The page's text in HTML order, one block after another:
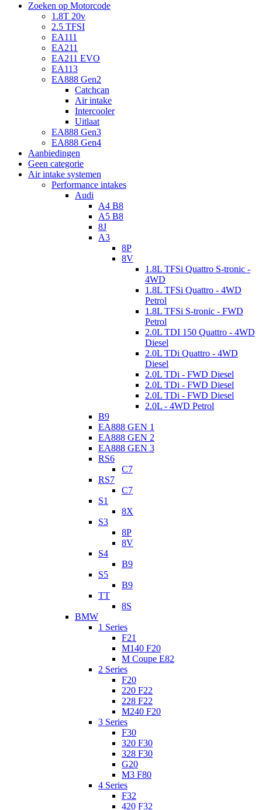
Zoeken op Motorcode
1.8T 20v
2.5 TFSI
EA111
EA211
EA211 EVO
EA113
EA888 Gen2
Catchcan
Air intake
Intercooler
Uitlaat
EA888 Gen3
EA888 Gen4
Aanbiedingen
Geen categorie
Air intake systemen
Performance intakes
Audi
A4 B8
A5 B8
8J
A3
8P
8V
1.8L TFSi Quattro S-tronic -
4WD
1.8L TFSi Quattro - 4WD
Petrol
1.8L TFSi S-tronic - FWD
Petrol
2.0L TDI 150 Quattro - 4WD
Diesel
2.0L TDi Quattro - 4WD
Diesel
2.0L TDi - FWD Diesel
2.0L TDi - FWD Diesel
2.0L TDi - FWD Diesel
2.0L - 4WD Petrol
B9
EA888 GEN 1
EA888 GEN 2
EA888 GEN 3
RS6
C7
RS7
C7
S1
8X
S3
8P
8V
S4
B9
S5
B9
TT
8S
BMW
1 Series
F21
M140 F20
M Coupe E82
2 Series
F20
220 F22
228 F22
M240 F20
3 Series
F30
320 F30
328 F30
G20
M3 F80
4 Series
F32
420 F32